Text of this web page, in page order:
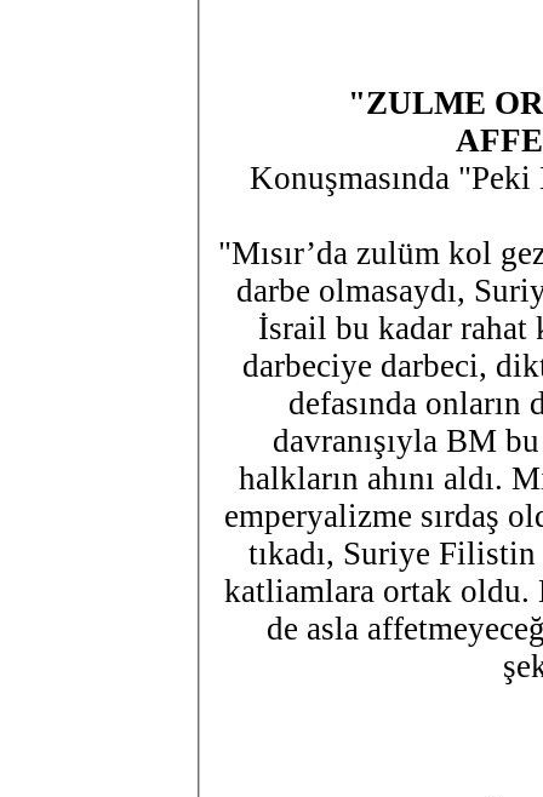
"ZULME
Konuşmasında
"Mısır’da zulüm kol
darbe olmasaydı,
İsrail bu kadar rahat
darbeciye darbeci,
defasında
davranışıyla BM
halkların ahını aldı.
emperyalizme sırdaş
tıkadı, Suriye
katliamlara ortak oldu.
de asla